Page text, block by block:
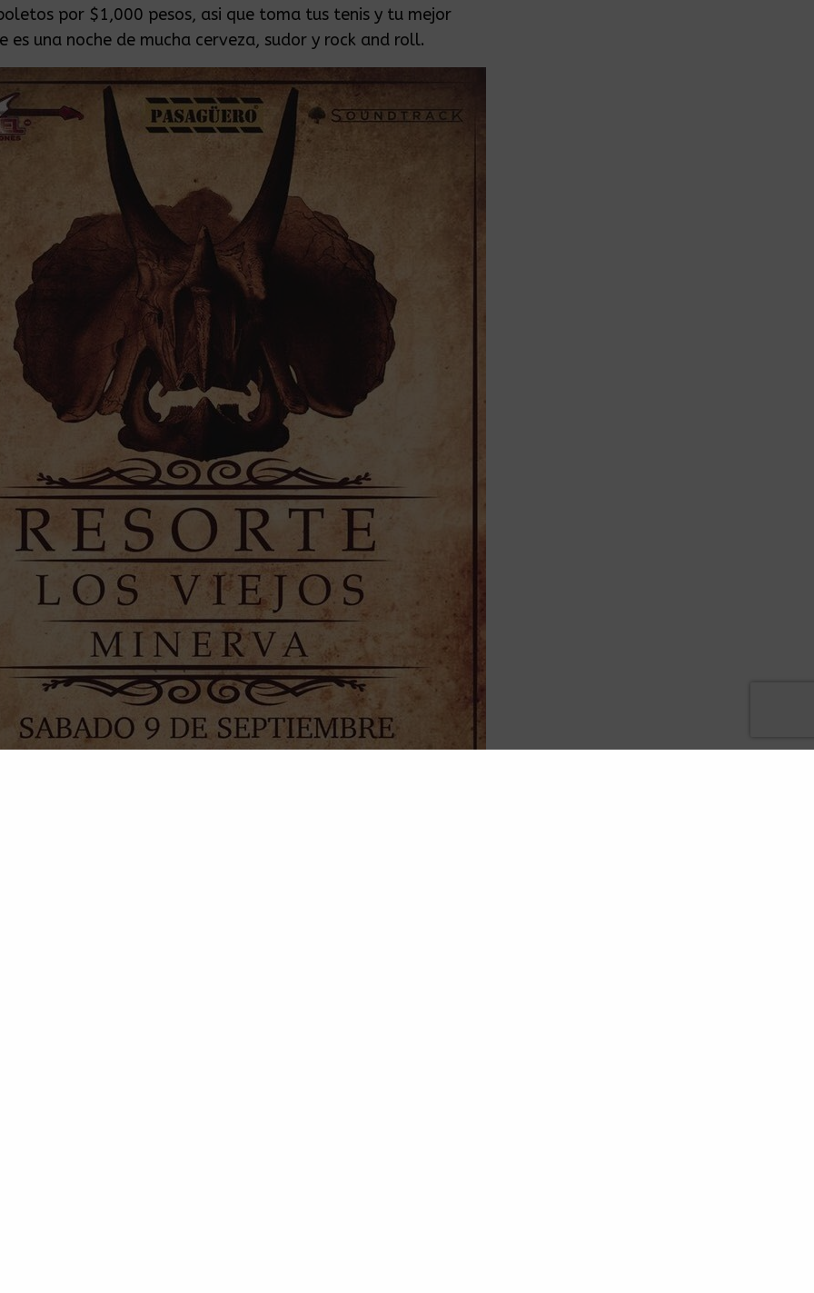
por $1,000 pesos, asi que toma tus tenis y tu mejor
es una noche de mucha cerveza, sudor y rock and roll.